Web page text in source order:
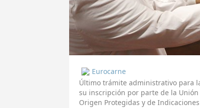
Eurocarne
Último trámite administrativo para
su inscripción por parte de la
Origen Protegidas y de